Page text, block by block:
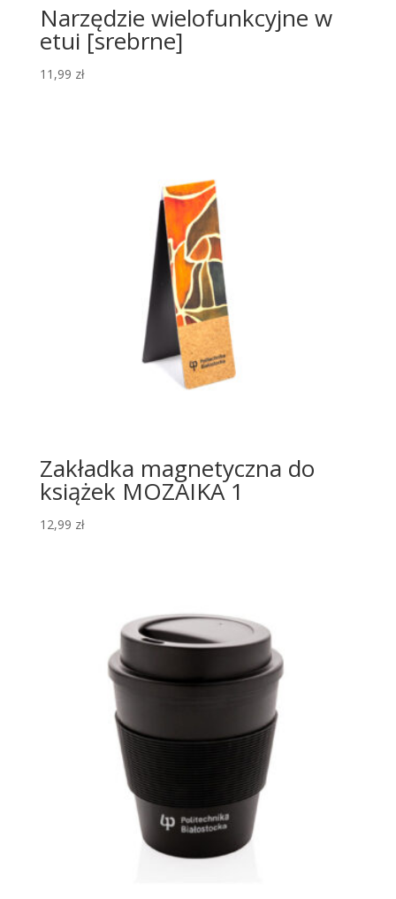
Narzędzie wielofunkcyjne w
etui [srebrne]
11,99 zł
Zakładka magnetyczna do
książek MOZAIKA 1
12,99 zł